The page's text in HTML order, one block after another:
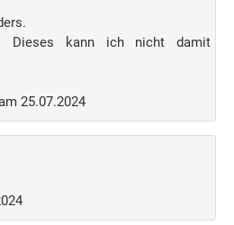
Dieses kann ich nicht damit
25.07.2024